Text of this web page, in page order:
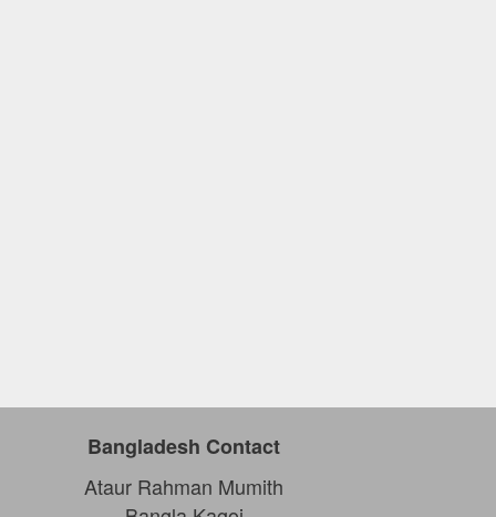
Bangladesh Contact
Ataur Rahman Mumith